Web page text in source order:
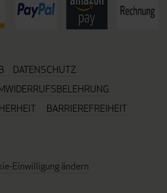
DATENSCHUTZ
WIDERRUFSBELEHRUNG
BARRIEREFREIHEIT
Einwilligung ändern